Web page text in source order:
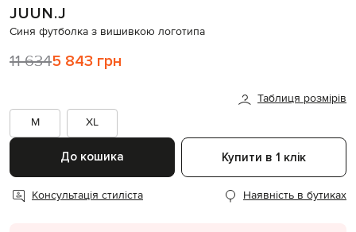
Схожі товари
JUUN.J
Синя футболка з вишивкою логотипа
11 6345 843 грн
Таблиця розмірів
M
XL
До кошика Купити в 1 клік
Консультація стиліста Наявність в бутиках